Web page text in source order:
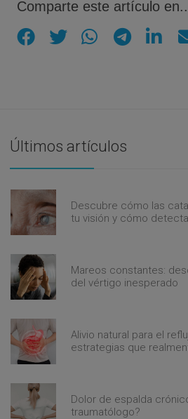
Comparte este artículo
Últimos artículos
Descubre cómo las
tu visión y cómo
Mareos constantes:
del vértigo inesperado
Alivio natural para el
estrategias que
Dolor de espalda
traumatólogo?